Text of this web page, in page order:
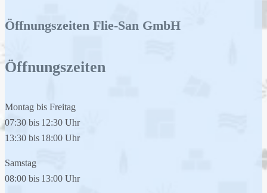
Öffnungszeiten Flie-San GmbH
Öffnungszeiten
Montag bis Freitag
07:30 bis 12:30 Uhr
13:30 bis 18:00 Uhr
Samstag
08:00 bis 13:00 Uhr